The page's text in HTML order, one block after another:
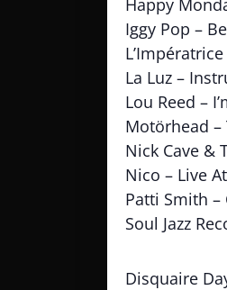
Happy
Iggy Pop –
La Luz –
Lou Reed –
Motörhead –
Nick Cave &
Nico – Live
Patti Smith –
Soul Jazz
Disquaire